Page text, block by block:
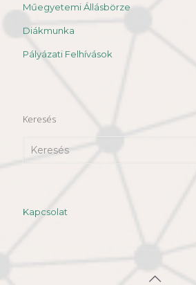
Műegyetemi Állásbörze
Diákmunka
Pályázati Felhívások
Keresés
Kapcsolat